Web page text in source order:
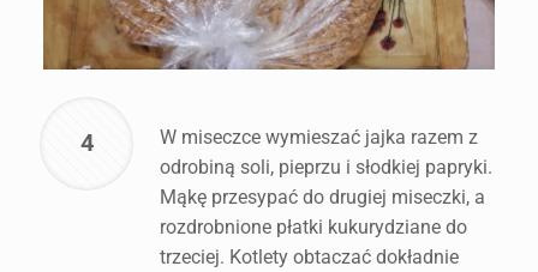
4
W miseczce wymieszać jajka razem z
odrobiną soli, pieprzu i słodkiej papryki.
Mąkę przesypać do drugiej miseczki, a
rozdrobnione płatki kukurydziane do
trzeciej. Kotlety obtaczać dokładnie